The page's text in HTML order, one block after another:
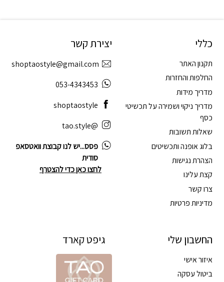
כללי
תקנון האתר
החלפות והחזרות
מדריך מידות
מדריך ניקוי ושמירה על תכשיטי
כסף
שאלות תשובות
בלוג אופנה ותכשיטים
הצהרת נגישות
קצת עלינו
צרו קשר
מדיניות פרטיות
החשבון שלי
איזור אישי
ביטול עסקה
יצירת קשר
shoptaostyle@gmail.com
053-4343453
shoptaostyle
@tao.style
פסס...יש לנו קבוצת וואטסאפ
סודית
לחצו כאן כדי להצטרף
גיפט קארד